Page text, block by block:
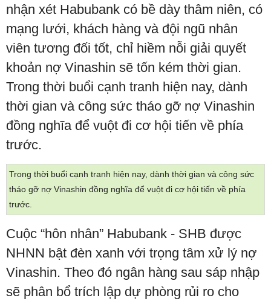
nhận xét Habubank có bề dày thâm niên, có
mạng lưới, khách hàng và đội ngũ nhân
viên tương đối tốt, chỉ hiềm nỗi giải quyết
khoản nợ Vinashin sẽ tốn kém thời gian.
Trong thời buổi cạnh tranh hiện nay, dành
thời gian và công sức tháo gỡ nợ Vinashin
đồng nghĩa để vuột đi cơ hội tiến về phía
trước.
Trong thời buổi cạnh tranh hiện nay, dành thời gian và công sức
tháo gỡ nợ Vinashin đồng nghĩa để vuột đi cơ hội tiến về phía
trước.
Cuộc “hôn nhân” Habubank - SHB được
NHNN bật đèn xanh với trọng tâm xử lý nợ
Vinashin. Theo đó ngân hàng sau sáp nhập
sẽ phân bổ trích lập dự phòng rủi ro cho